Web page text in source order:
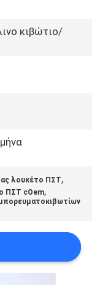
κιβώτιο/
λουκέτο ΠΣΤ,
ΠΣΤ cOem,